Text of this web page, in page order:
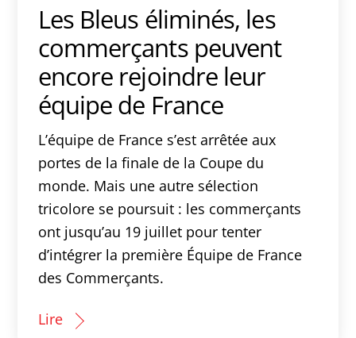
Les Bleus éliminés, les
commerçants peuvent
encore rejoindre leur
équipe de France
L’équipe de France s’est arrêtée aux
portes de la finale de la Coupe du
monde. Mais une autre sélection
tricolore se poursuit : les commerçants
ont jusqu’au 19 juillet pour tenter
d’intégrer la première Équipe de France
des Commerçants.
Lire